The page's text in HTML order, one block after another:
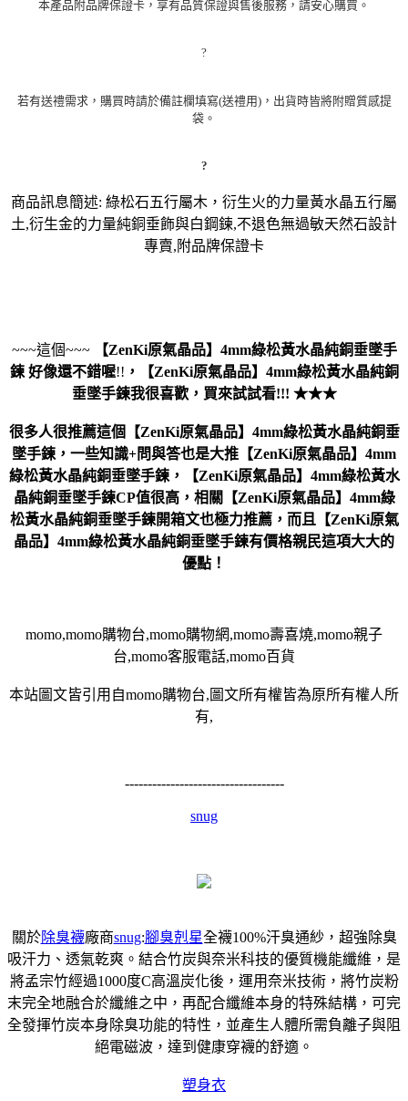
本產品附品牌保證卡，享有品質保證與售後服務，請安心購買。
?
若有送禮需求，購買時請於備註欄填寫(送禮用)，出貨時皆將附贈質感提
袋。
?
商品訊息簡述: 綠松石五行屬木，衍生火的力量黃水晶五行屬
土,衍生金的力量純銅垂飾與白鋼鍊,不退色無過敏天然石設計
專賣,附品牌保證卡
~~~這個~~~
【ZenKi原氣晶品】4mm綠松黃水晶純銅垂墜手
鍊好像還不錯喔!! ，
【ZenKi原氣晶品】4mm綠松黃水晶純銅
垂墜手鍊我很喜歡，買來試試看!!! ★★★
很多人很推薦這個【ZenKi原氣晶品】4mm綠松黃水晶純銅垂
墜手鍊，一些知識+問與答也是大推【ZenKi原氣晶品】4mm
綠松黃水晶純銅垂墜手鍊，【ZenKi原氣晶品】4mm綠松黃水
晶純銅垂墜手鍊CP值很高，相關【ZenKi原氣晶品】4mm綠
松黃水晶純銅垂墜手鍊開箱文也極力推薦，而且【ZenKi原氣
晶品】4mm綠松黃水晶純銅垂墜手鍊有價格親民這項大大的
優點！
momo,momo購物台,momo購物網,momo壽喜燒,momo親子
台,momo客服電話,momo百貨
本站圖文皆引用自momo購物台,圖文所有權皆為原所有權人所
有,
-----------------------------------
snug
關於除臭襪廠商snug:腳臭剋星全襪100%汗臭通紗，超強除臭
吸汗力、透氣乾爽。結合竹炭與奈米科技的優質機能纖維，是
將孟宗竹經過1000度C高溫炭化後，運用奈米技術，將竹炭粉
末完全地融合於纖維之中，再配合纖維本身的特殊結構，可完
全發揮竹炭本身除臭功能的特性，並產生人體所需負離子與阻
絕電磁波，達到健康穿襪的舒適。
塑身衣